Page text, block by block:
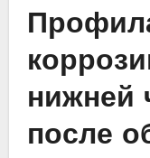
нижней
после